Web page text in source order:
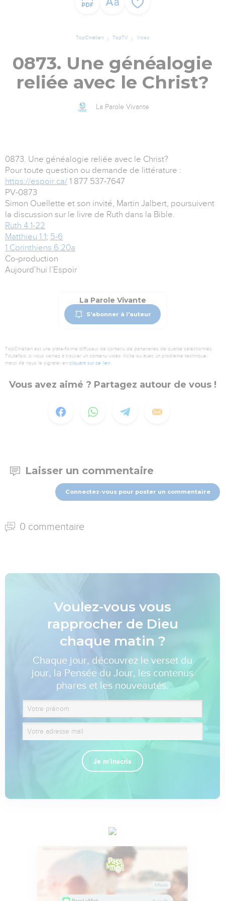
TopChrétien TopTV Vidéo
0873. Une généalogie
reliée avec le Christ?
La Parole Vivante
0873. Une généalogie reliée avec le Christ?
Pour toute question ou demande de littérature :
https://espoir.ca/ 1 877 537-7647
PV-0873
Simon Ouellette et son invité, Martin Jalbert, poursuivent
la discussion sur le livre de Ruth dans la Bible.
Ruth 4.1-22
Matthieu 1.1; 5-6
1 Corinthiens 6.20a
Co-production
Aujourd’hui l’Espoir
La Parole Vivante
S'abonner à l'auteur
TopChrétien est une plate-forme diffuseur de contenu de partenaires de qualité sélectionnés.
Toutefois, si vous veniez à trouver un contenu vidéo illicite ou avec un problème technique,
merci de nous le signaler en cliquant sur ce lien.
Vous avez aimé ? Partagez autour de vous !
Laisser un commentaire
Connectez-vous pour poster un commentaire
0 commentaire
Voulez-vous vous
rapprocher de Dieu
chaque matin ?
Chaque jour, découvrez le verset du
jour, la Pensée du Jour, les contenus
phares et les nouveautés.
Je m'inscris